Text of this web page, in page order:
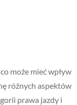
może mieć wpływ
różnych aspektów
prawa jazdy i